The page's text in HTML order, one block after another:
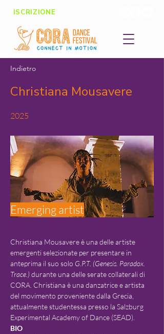
ISCRIZIONE
Indietro
Christiana Mousavere
2025
Emerging artist
Christiana Mousavere è una delle artiste
emergenti selezionate per presentare in
anteprima il suo solo G.P.T. (Genesis. Paradox.
Trace.) durante una delle serate collaterali di
CORA. Christiana è una danzatrice e artista
del movimento proveniente dalla Grecia,
attualmente studentessa presso la Salzburg
Experimental Academy of Dance (SEAD).
BIO